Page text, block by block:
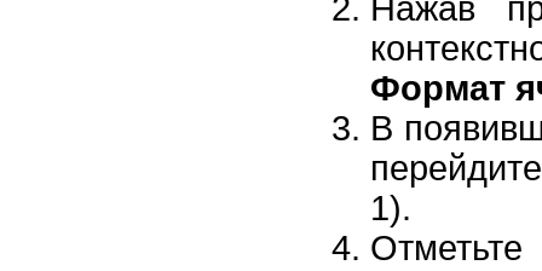
Нажав
Формат
В
1).